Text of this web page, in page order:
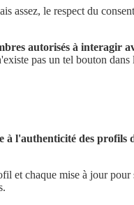
assez, le respect du
autorisés à interagir
pas un tel bouton
l'authenticité des
et chaque mise à jour